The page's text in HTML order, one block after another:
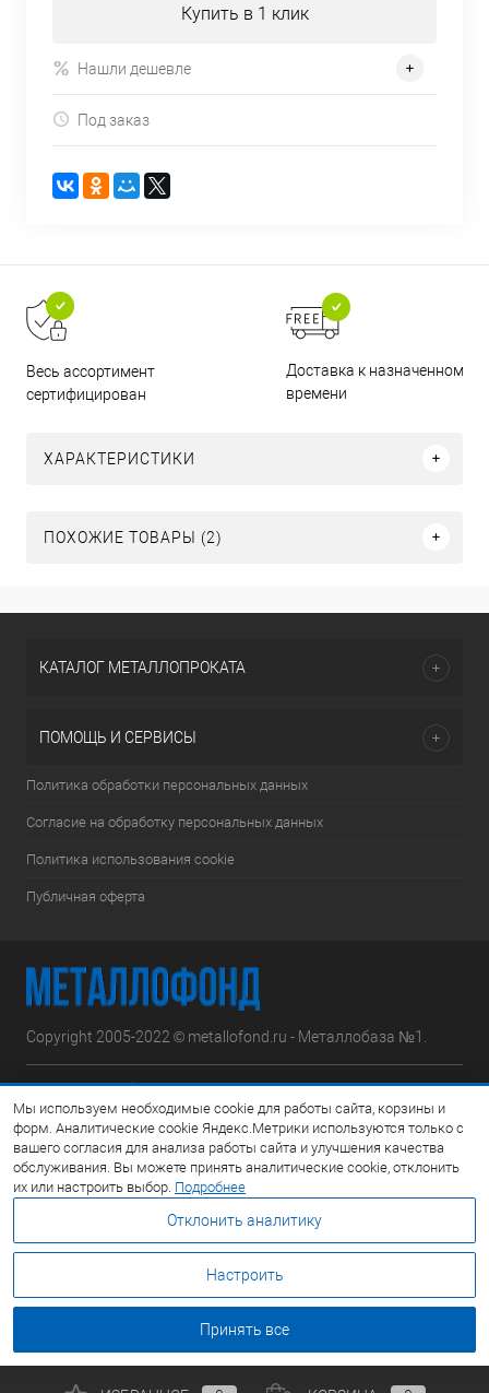
Купить в 1 клик
Нашли дешевле
Под заказ
Весь ассортимент
сертифицирован
Доставка к назначенному
времени
ХАРАКТЕРИСТИКИ
ПОХОЖИЕ ТОВАРЫ (2)
КАТАЛОГ МЕТАЛЛОПРОКАТА
ПОМОЩЬ И СЕРВИСЫ
Политика обработки персональных данных
Согласие на обработку персональных данных
Политика использования cookie
Публичная оферта
Copyright 2005-2022 © metallofond.ru - Металлобаза №1.
Московская область, Ступинский р-н, д.Сотниково,
ул.Железнодорожная, вл.30
Посмотреть на карте
8 (495) 308-42-78
Email:info@metallofond.ru
Мы используем необходимые cookie для работы сайта, корзины и
форм. Аналитические cookie Яндекс.Метрики используются только с
вашего согласия для анализа работы сайта и улучшения качества
обслуживания. Вы можете принять аналитические cookie, отклонить
их или настроить выбор. Подробнее
Отклонить аналитику
Настроить
Принять все